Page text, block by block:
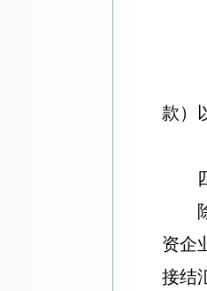
款）
资企
接结